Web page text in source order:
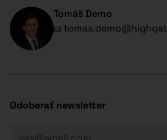
Tomáš Demo
Odoberať newsletter